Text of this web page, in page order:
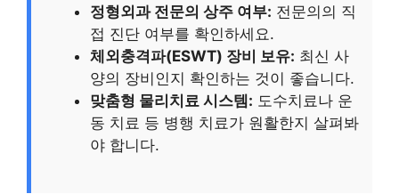
정형외과 전문의 상주 여부: 전문의의 직
접 진단 여부를 확인하세요.
체외충격파(ESWT) 장비 보유: 최신 사
양의 장비인지 확인하는 것이 좋습니다.
맞춤형 물리치료 시스템: 도수치료나 운
동 치료 등 병행 치료가 원활한지 살펴봐
야 합니다.